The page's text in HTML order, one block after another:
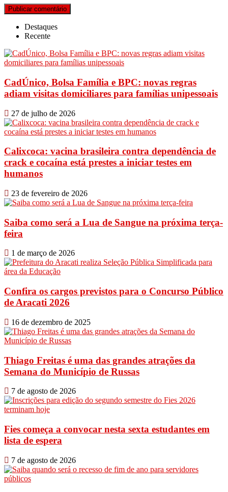
Destaques
Recente
CadÚnico, Bolsa Família e BPC: novas regras
adiam visitas domiciliares para famílias unipessoais
27 de julho de 2026
Calixcoca: vacina brasileira contra dependência de
crack e cocaína está prestes a iniciar testes em
humanos
23 de fevereiro de 2026
Saiba como será a Lua de Sangue na próxima terça-
feira
1 de março de 2026
Confira os cargos previstos para o Concurso Público
de Aracati 2026
16 de dezembro de 2025
Thiago Freitas é uma das grandes atrações da
Semana do Município de Russas
7 de agosto de 2026
Fies começa a convocar nesta sexta estudantes em
lista de espera
7 de agosto de 2026